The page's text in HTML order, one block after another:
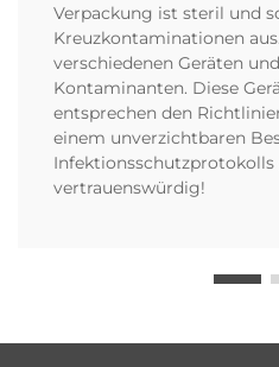
Verpackung ist steril und
Kreuzkontaminationen
verschiedenen Geräten
Kontaminanten. Diese
entsprechen den
einem unverzichtbaren
vertrauenswürdig!